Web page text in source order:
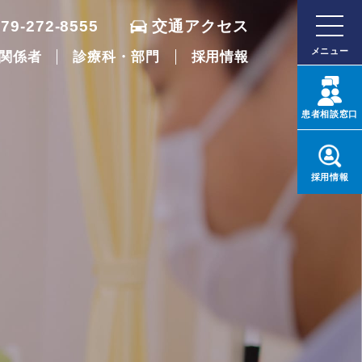
272-8555 交通アクセス
係者 診療科・部門 採用情報 メニュー
患者相談窓口
採用情報